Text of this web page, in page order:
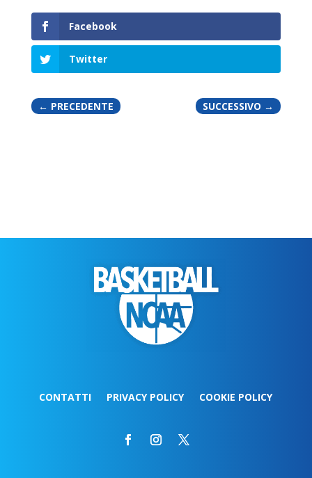
Facebook
Twitter
← PRECEDENTE SUCCESSIVO →
CONTATTI PRIVACY POLICY COOKIE POLICY